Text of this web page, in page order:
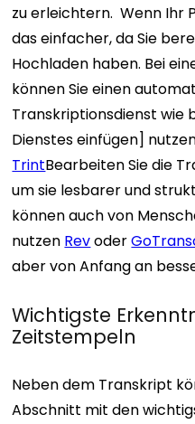
zu erleichtern. Wenn Ihr
das einfacher, da Sie
Hochladen haben. Bei
können Sie einen
Transkriptionsdienst wie
Dienstes einfügen]
TrintBearbeiten Sie die
um sie lesbarer und
können auch von
nutzen Revoder
aber von Anfang an
Wichtigste
Zeitstempeln
Neben dem Transkript
Abschnitt mit den